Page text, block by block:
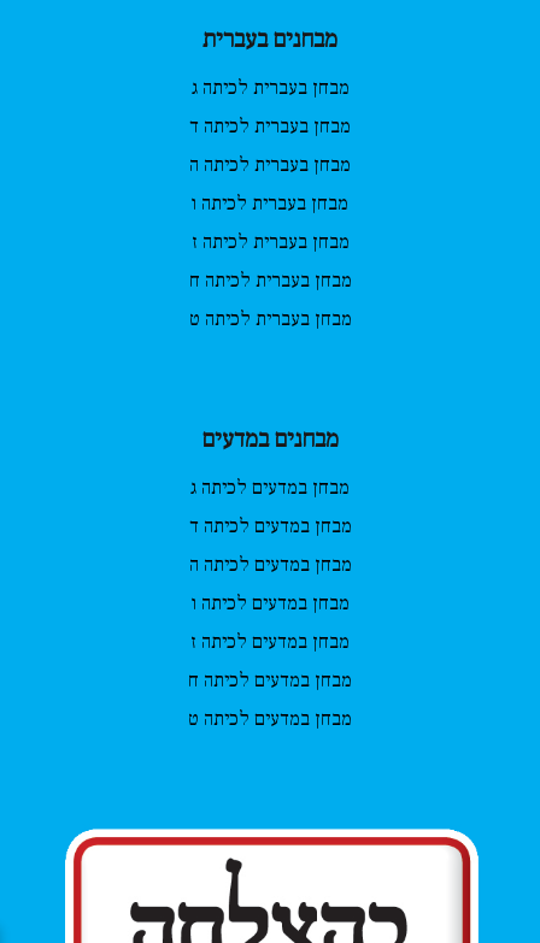
מבחנים בעברית
מבחן בעברית לכיתה ג
מבחן בעברית לכיתה ד
מבחן בעברית לכיתה ה
מבחן בעברית לכיתה ו
מבחן בעברית לכיתה ז
מבחן בעברית לכיתה ח
מבחן בעברית לכיתה ט
מבחנים במדעים
מבחן במדעים לכיתה ג
מבחן במדעים לכיתה ד
מבחן במדעים לכיתה ה
מבחן במדעים לכיתה ו
מבחן במדעים לכיתה ז
מבחן במדעים לכיתה ח
מבחן במדעים לכיתה ט